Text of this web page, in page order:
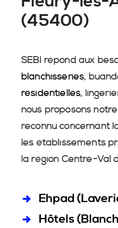
(45400)
SEBI répond aux
blanchisseries,
résidentielles,
nous proposons
reconnu concernant
les établissements
la région Centre-Val
Ehpad
Hôtels